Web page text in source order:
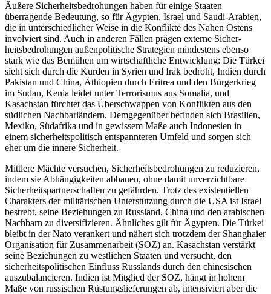
Äußere Sicherheitsbedrohungen haben für einige Staaten
überragende Bedeutung, so für Ägypten, Israel und Saudi-Arabien,
die in unterschiedlicher Weise in die Konflikte des Nahen Ostens
involviert sind. Auch in anderen Fällen prägen externe Sicher­
heitsbedrohungen außenpolitische Strategien min­destens ebenso
stark wie das Bemühen um wirtschaftliche Entwicklung: Die Türkei
sieht sich durch die Kur­den in Syrien und Irak bedroht, Indien durch
Pakistan und China, Äthiopien durch Eritrea und den Bürgerkrieg
im Sudan, Kenia leidet unter Terrorismus aus Somalia, und
Kasachstan fürchtet das Überschwap­pen von Konflikten aus den
südlichen Nachbarländern. Demgegenüber befinden sich Brasilien,
Mexiko, Süd­afrika und in gewissem Maße auch Indonesien in
einem sicherheitspolitisch entspannteren Umfeld und sorgen sich
eher um die innere Sicherheit.
Mittlere Mächte versuchen, Sicherheitsbedrohungen zu reduzieren,
indem sie Abhängigkeiten abbau­en, ohne damit unverzichtbare
Sicherheitspartnerschaften zu gefährden. Trotz des existentiellen
Charakters der militärischen Unterstützung durch die USA ist Israel
bestrebt, seine Beziehungen zu Russland, China und den arabischen
Nachbarn zu diversifizieren. Ähn­liches gilt für Ägypten. Die Türkei
bleibt in der Nato verankert und nähert sich trotzdem der Shang­haier
Organisation für Zusammenarbeit (SOZ) an. Kasachstan verstärkt
seine Beziehungen zu west­lichen Staaten und versucht, den
sicherheitspolitischen Einfluss Russlands durch den chinesischen
auszubalancieren. Indien ist Mitglied der SOZ, hängt in hohem
Maße von russischen Rüstungslieferungen ab, intensiviert aber die